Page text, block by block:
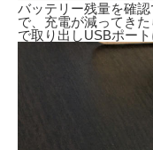
バッテリー残量を確
で、充電が減ってき
で取り出しUSBポー